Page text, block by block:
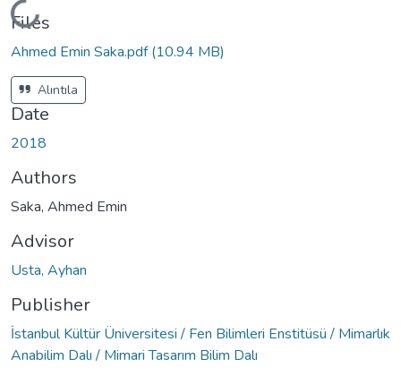
Loading...
Files
Ahmed Emin Saka.pdf(10.94 MB)
Alıntıla
Date
2018
Authors
Saka, Ahmed Emin
Advisor
Usta, Ayhan
Publisher
İstanbul Kültür Üniversitesi / Fen Bilimleri Enstitüsü / Mimarlık
Anabilim Dalı / Mimari Tasarım Bilim Dalı